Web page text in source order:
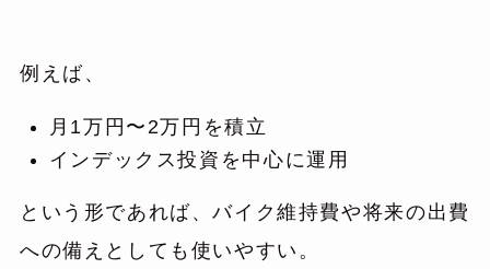
例えば、
月1万円〜2万円を積立
インデックス投資を中心に運用
という形であれば、バイク維持費や将来の出費
への備えとしても使いやすい。